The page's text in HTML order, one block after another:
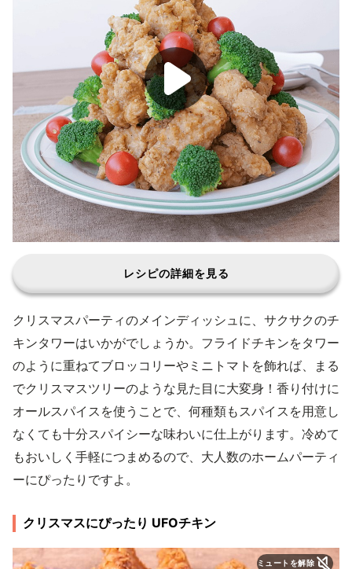
レシピの詳細を見る
クリスマスパーティのメインディッシュに、サクサクのチ
キンタワーはいかがでしょうか。フライドチキンをタワー
のように重ねてブロッコリーやミニトマトを飾れば、まる
でクリスマスツリーのような見た目に大変身！香り付けに
オールスパイスを使うことで、何種類もスパイスを用意し
なくても十分スパイシーな味わいに仕上がります。冷めて
もおいしく手軽につまめるので、大人数のホームパーティ
ーにぴったりですよ。
クリスマスにぴったり UFOチキン
ミュートを解除